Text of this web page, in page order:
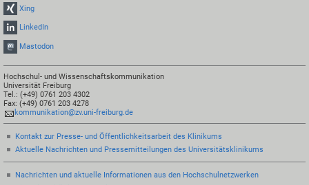
Xing
LinkedIn
Mastodon
Hochschul- und Wissenschaftskommunikation
Universität Freiburg
Tel.: (+49) 0761 203 4302
Fax: (+49) 0761 203 4278
kommunikation@zv.uni-freiburg.de
Kontakt zur Presse- und Öffentlichkeitsarbeit des Klinikums
Aktuelle Nachrichten und Pressemitteilungen des Universitätsklinikums
Nachrichten und aktuelle Informationen aus den Hochschulnetzwerken